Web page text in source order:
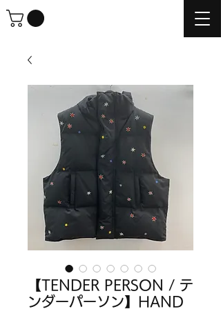
【TENDER PERSON / テ
ンダーパーソン】HAND